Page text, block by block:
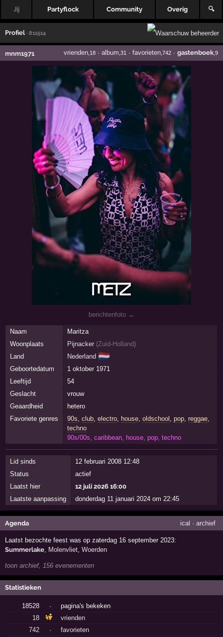
Jij Partyflock Community Overig 🔍
Profiel · 811514
mnm1971 vrienden,18· album ,31 · favorieten,742· gastenboek,9
berichtenfoto →
Naam
Maritza
Woonplaats
Pijnacker (Zuid-Holland)
Land
Nederland 🇳🇱
Geboortedatum
1 oktober 1971
Leeftijd
54
Geslacht
vrouw
Geaardheid
hetero
Favoriete genres
90s club, electro, house, oldschool pop, reggae,
techno
90s/00s, caribbean, house, pop, techno
Lid sinds
12 februari 2008 12:48
Status
actief
Laatst hier
12 juli 2026 16:00
Laatste aanpassing
donderdag 11 januari 2024 om 22:45
Agenda ical · archief
Laatst bezochte feest was op zaterdag 16 september 2023:
Summerlake, Molenvliet,Woerden
toon archief, 156 evenementen
Statistieken
18528 ·
pagina's bekeken
18
vrienden
742
·
favorieten